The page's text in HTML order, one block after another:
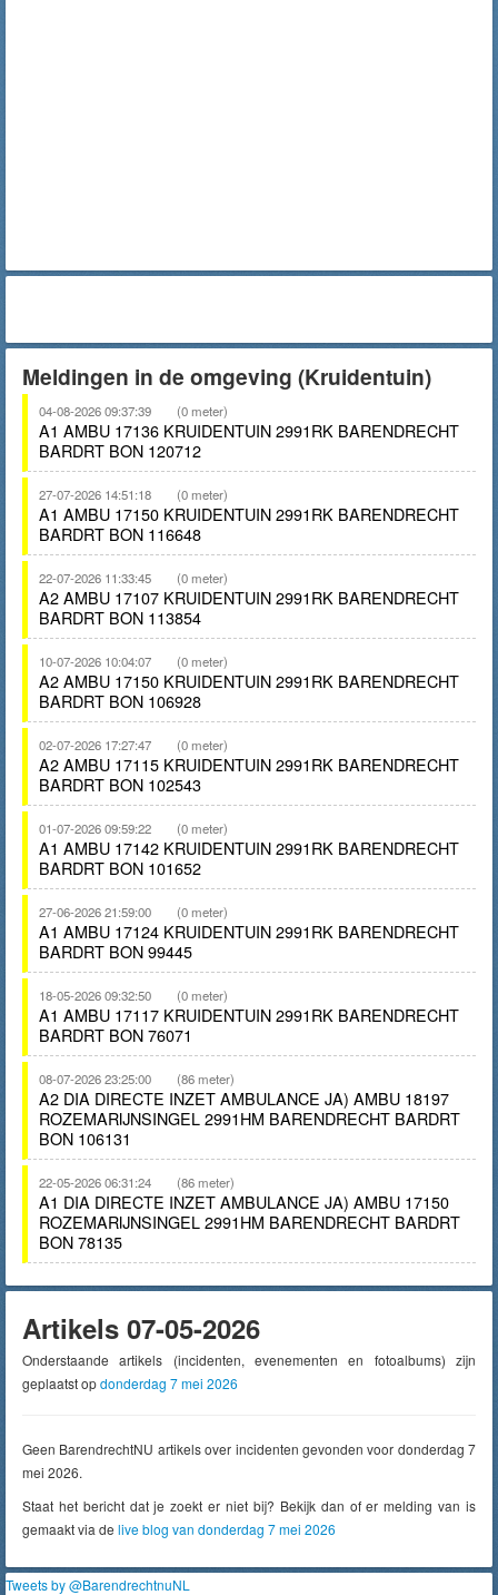
Meldingen in de omgeving (Kruidentuin)
04-08-2026 09:37:39 (0 meter)
A1 AMBU 17136 KRUIDENTUIN 2991RK BARENDRECHT
BARDRT BON 120712
27-07-2026 14:51:18 (0 meter)
A1 AMBU 17150 KRUIDENTUIN 2991RK BARENDRECHT
BARDRT BON 116648
22-07-2026 11:33:45 (0 meter)
A2 AMBU 17107 KRUIDENTUIN 2991RK BARENDRECHT
BARDRT BON 113854
10-07-2026 10:04:07 (0 meter)
A2 AMBU 17150 KRUIDENTUIN 2991RK BARENDRECHT
BARDRT BON 106928
02-07-2026 17:27:47 (0 meter)
A2 AMBU 17115 KRUIDENTUIN 2991RK BARENDRECHT
BARDRT BON 102543
01-07-2026 09:59:22 (0 meter)
A1 AMBU 17142 KRUIDENTUIN 2991RK BARENDRECHT
BARDRT BON 101652
27-06-2026 21:59:00 (0 meter)
A1 AMBU 17124 KRUIDENTUIN 2991RK BARENDRECHT
BARDRT BON 99445
18-05-2026 09:32:50 (0 meter)
A1 AMBU 17117 KRUIDENTUIN 2991RK BARENDRECHT
BARDRT BON 76071
08-07-2026 23:25:00 (86 meter)
A2 DIA DIRECTE INZET AMBULANCE JA) AMBU 18197
ROZEMARIJNSINGEL 2991HM BARENDRECHT BARDRT
BON 106131
22-05-2026 06:31:24 (86 meter)
A1 DIA DIRECTE INZET AMBULANCE JA) AMBU 17150
ROZEMARIJNSINGEL 2991HM BARENDRECHT BARDRT
BON 78135
Artikels 07-05-2026
Onderstaande artikels (incidenten, evenementen en fotoalbums) zijn
geplaatst opdonderdag 7 mei 2026
Geen BarendrechtNU artikels over incidenten gevonden voor donderdag 7
mei 2026.
Staat het bericht dat je zoekt er niet bij? Bekijk dan of er melding van is
gemaakt via de live blog van donderdag 7 mei 2026
Tweets by @BarendrechtnuNL